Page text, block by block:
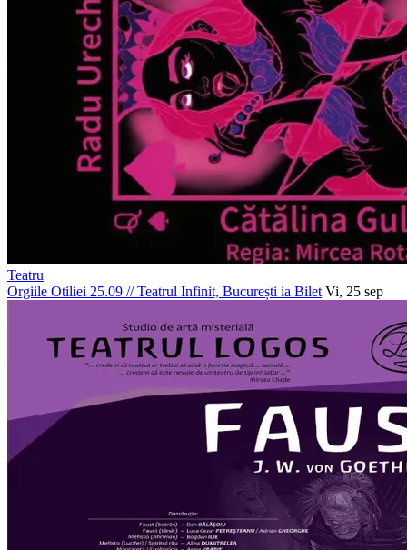
Teatru
Orgiile Otiliei 25.09 //Teatrul Infinit, București ia Bilet Vi, 25 sep